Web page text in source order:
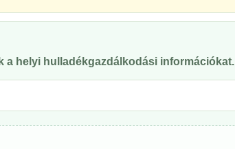
a helyi hulladékgazdálkodási információkat.